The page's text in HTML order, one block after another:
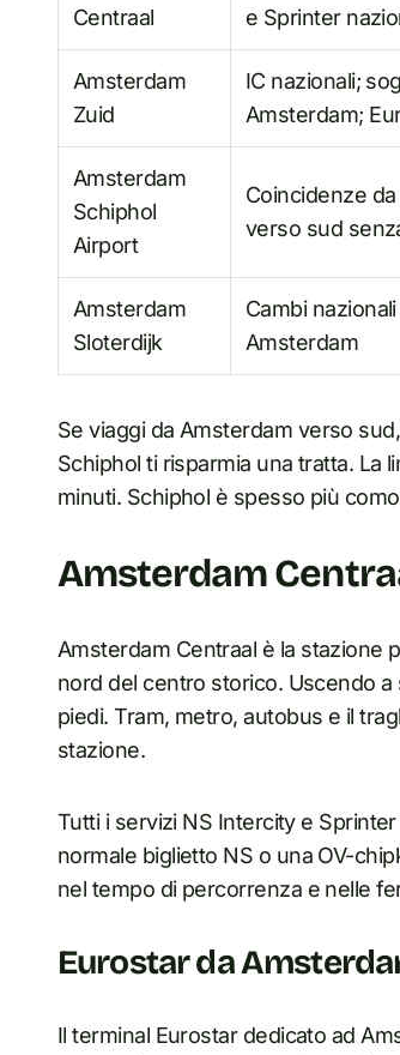
Centraal
e Sprinter
Amsterdam
Zuid
IC nazionali;
Amsterdam;
Amsterdam
Schiphol
Airport
Coincidenze
verso sud
Amsterdam
Sloterdijk
Cambi
Amsterdam
Se viaggi da Amsterdam verso
Schiphol ti risparmia una tratta. La
minuti. Schiphol è spesso più
Amsterdam
Amsterdam Centraal è la stazione
nord del centro storico. Uscendo a
piedi. Tram, metro, autobus e il
stazione.
Tutti i servizi NS Intercity e
normale biglietto NS o una OV-
nel tempo di percorrenza e nelle
Eurostar da
Il terminal Eurostar dedicato ad